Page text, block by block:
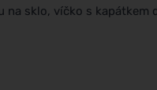
sklo, víčko s kapátkem